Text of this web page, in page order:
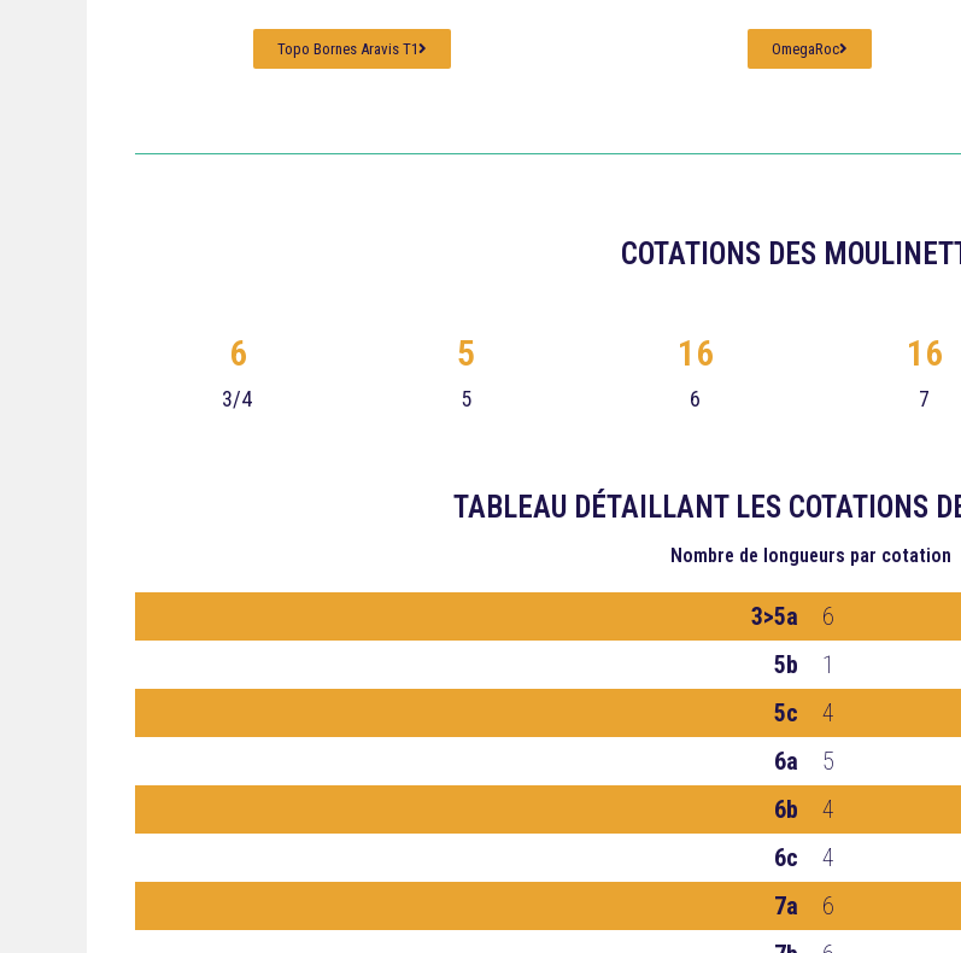
Topo Bornes Aravis T1 OmegaRoc
COTATIONS DES
3/4
6
5
5
6
16
7
16
TABLEAU DÉTAILLANT LES COTATIONS
Nombre de longueurs par cotation
3>5a
6
5b
1
5c
4
6a
5
6b
4
6c
4
7a
6